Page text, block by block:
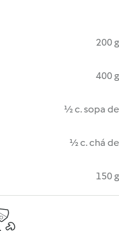
200 g
400 g
½ c. sopa de
½ c. chá de
150 g